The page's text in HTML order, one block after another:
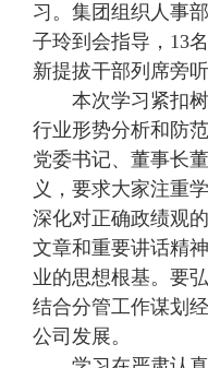
习。集团组织人事
子玲到会指导，13
新提拔干部列席旁听
本次学习紧扣树
行业形势分析和防
党委书记、董事长
义，要求大家注重
深化对正确政绩观
文章和重要讲话精
业的思想根基。要
结合分管工作谋划
公司发展。